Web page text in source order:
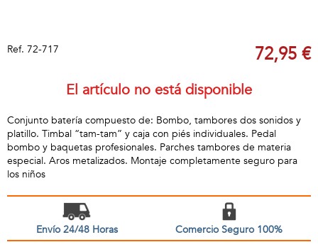
Ref. 72-717 72,95 €
El artículo no está disponible
Conjunto batería compuesto de: Bombo, tambores dos sonidos y
platillo. Timbal “tam-tam” y caja con piés individuales. Pedal
bombo y baquetas profesionales. Parches tambores de materia
especial. Aros metalizados. Montaje completamente seguro para
los niños
Envío 24/48 Horas Comercio Seguro 100%